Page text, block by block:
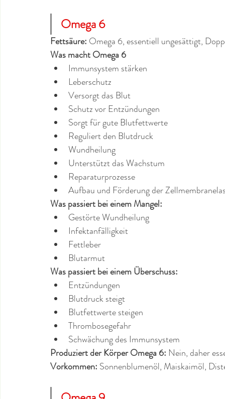
Omega 6
Fettsäure: Omega 6, essentiell ungesättigt,
Was macht Omega 6
Immunsystem stärken
Leberschutz
Versorgt das Blut
Schutz vor Entzündungen
Sorgt für gute Blutfettwerte
Reguliert den Blutdruck
Wundheilung
Unterstützt das Wachstum
Reparaturprozesse
Aufbau und Förderung der
Was passiert bei einem Mangel:
Gestörte Wundheilung
Infektanfälligkeit
Fettleber
Blutarmut
Was passiert bei einem Überschuss:
Entzündungen
Blutdruck steigt
Blutfettwerte steigen
Thrombosegefahr
Schwächung des Immunsystem
Produziert der Körper Omega 6: Nein, daher
Vorkommen: Sonnenblumenöl, Maiskaimöl,